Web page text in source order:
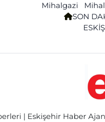
Mihalgazi
SON
| Eskişehir Haber